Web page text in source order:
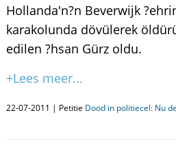
Hollanda'n?n Beverwijk
karakolunda dövülerek
edilen ?hsan Gürz oldu.
+Lees meer...
22-07-2011 | Petitie Dood in politiecel: Nu